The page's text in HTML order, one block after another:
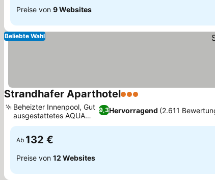
Preise von 9 Websites
Beliebte Wahl
Strandhafer Aparthotel3 Sterne
9,3Hervorragend (2.611
Beheizter Innenpool, Gut
ausgestattetes AQUA
Spa
Ab 132 €
Preise von 12 Websites